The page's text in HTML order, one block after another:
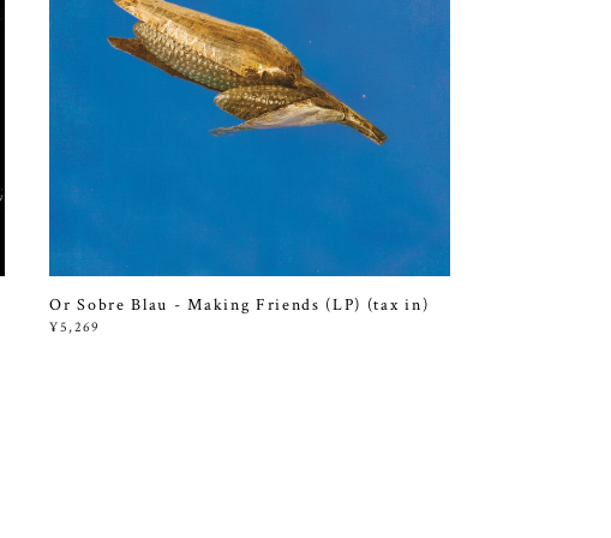
Or Sobre Blau - Making Friends (LP) (tax in)
¥5,269